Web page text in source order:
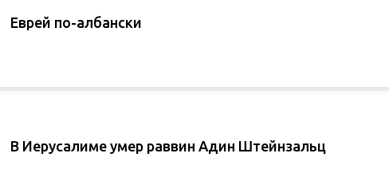
Еврей по-албански
В Иерусалиме умер раввин Адин Штейнзальц